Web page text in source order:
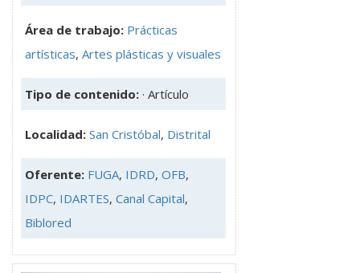
Área de trabajo: Prácticas
artísticas, Artes plásticas y visuales
Tipo de contenido: · Artículo
Localidad: San Cristóbal, Distrital
Oferente: FUGA, IDRD, OFB,
IDPC, IDARTES, Canal Capital,
Biblored